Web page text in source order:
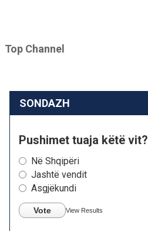
Top Channel
SONDAZH
Pushimet tuaja këtë vit?
Në Shqipëri
Jashtë vendit
Asgjëkundi
Vote View Results